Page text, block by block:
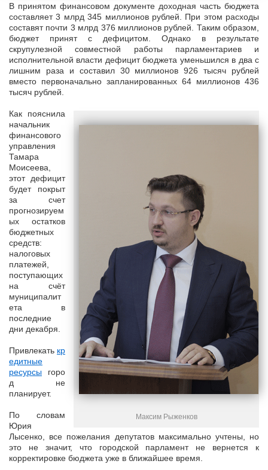
В принятом финансовом документе доходная часть бюджета
составляет 3 млрд 345 миллионов рублей. При этом расходы
составят почти 3 млрд 376 миллионов рублей. Таким образом,
бюджет принят с дефицитом. Однако в результате
скрупулезной совместной работы парламентариев и
исполнительной власти дефицит бюджета уменьшился в два с
лишним раза и составил 30 миллионов 926 тысяч рублей
вместо первоначально запланированных 64 миллионов 436
тысяч рублей.
Максим Рыженков
Как пояснила
начальник
финансового
управления
Тамара
Моисеева,
этот дефицит
будет покрыт
за счет
прогнозируем
ых остатков
бюджетных
средств:
налоговых
платежей,
поступающих
на счёт
муниципалит
ета в
последние
дни декабря.
Привлекать кр
едитные
ресурсы горо
д не
планирует.
По словам
Юрия
Лысенко, все пожелания депутатов максимально учтены, но
это не значит, что городской парламент не вернется к
корректировке бюджета уже в ближайшее время.